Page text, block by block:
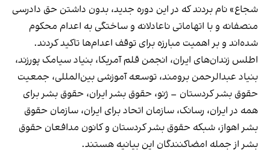
شجاع» نام بردند که در این دوره جدید، بدون داشتن حق دادرسی
منصفانه و با اتهاماتی ناعادلانه و ساختگی به اعدام محکوم
شده‌اند و بر اهمیت مبارزه برای توقف اعدام‌ها تاکید کردند.
اطلس زندان‌های ایران، انجمن قلم آمریکا، بنیاد سیامک پورزند،
بنیاد عبدالرحمن برومند، توسعه آموزشی بین‌المللی، جمعیت
حقوق بشر کردستان – ژنو، حقوق بشر ایران، حقوق بشر برای
همه در ایران، رسانک، سازمان اتحاد برای ایران، سازمان حقوق
بشر اهواز، شبکه حقوق بشر کردستان و کانون مدافعان حقوق
بشر از جمله امضاکنندگان این بیانیه هستند.